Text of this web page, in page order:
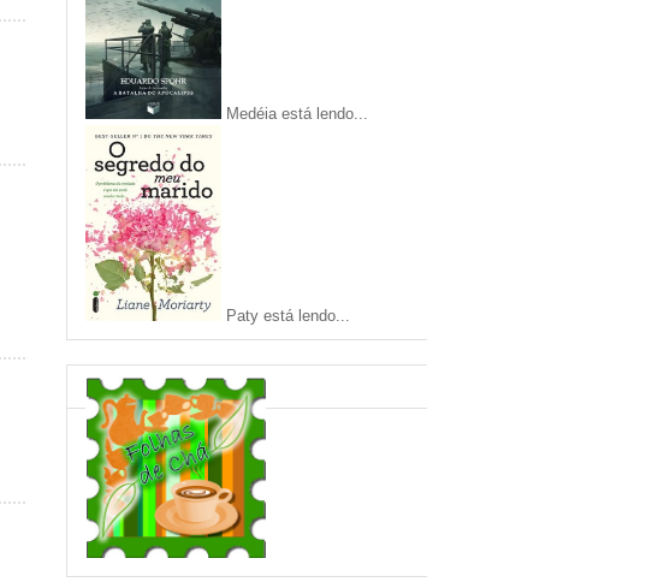
Medéia está lendo...
Paty está lendo...